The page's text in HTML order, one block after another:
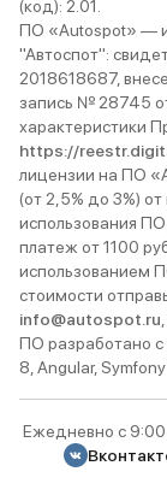
(код): 2.01.
ПО «Autospot» —
"Автоспот":
2018618687,
запись № 28745
характеристики
https://
лицензии на ПО
(от 2,5% до 3%)
использования
платеж от 1100
использованием
стоимости
info@autospot.ru
ПО разработано с
8, Angular,
Ежедневно с